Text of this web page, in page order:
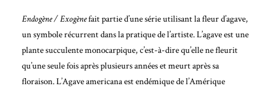
Endogène / Exogènefait partie d’une série utilisant la fleur d’agave,
un symbole récurrent dans la pratique de l’artiste. L’agave est une
plante succulente monocarpique, c’est-à-dire qu’elle ne fleurit
qu’une seule fois après plusieurs années et meurt après sa
floraison. L’Agave americana est endémique de l’Amérique